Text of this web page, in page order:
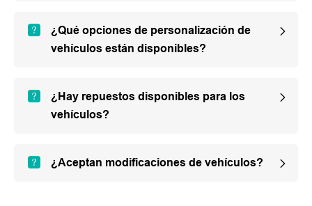
¿Qué opciones de personalización de
vehículos están disponibles?
¿Hay repuestos disponibles para los
vehículos?
¿Aceptan modificaciones de vehículos?